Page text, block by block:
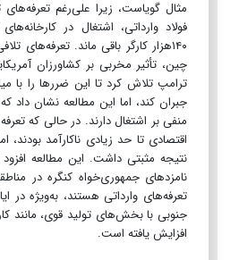
فولاد وارداتی، اشتغال در
۱۴۰هزار کارگر باقی ماند. تعرفه‌های
چین، تأثیر مخربی بر کشاورزان
ترامپ تلاش کرد تا این ضررها را با
جبران کند، اما این مطالعه نشان داد
منفی بر اشتغال دارند. در حالی که
اقتصادی تا حد زیادی ناکارآمد
نتیجه مثبتی داشت. این مطالعه
نامزدهای جمهوری‌خواه کنگره در
تعرفه‌های وارداتی هستند، به‌ویژه در
جنوبی با بخش‌های تولید قوی، مانند
افزایش یافته است.